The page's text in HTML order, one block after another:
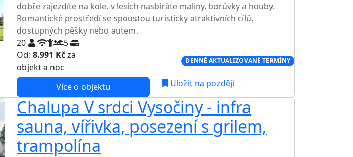
dobře zajezdíte na kole, v lesích nasbíráte maliny, borůvky a houby.
Romantické prostředí se spoustou turisticky atraktivních cílů,
dostupných pěšky nebo autem.
20
5
Od:8.991 Kčza
objekt a noc
DENNĚ AKTUALIZOVANÉ TERMÍNY
Více o objektu Uložit na později
Chalupa V srdci Vysočiny - infra
sauna, vířivka, posezení s grilem,
trampolína